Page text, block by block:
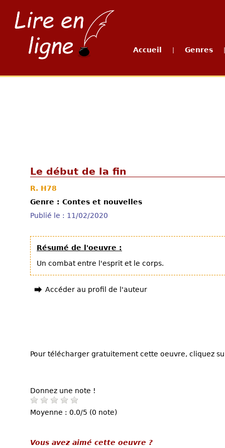
Accueil Genres
Le début de la fin
R. H78
Genre : Contes et nouvelles
Publié le : 11/02/2020
Résumé de l'oeuvre :
Un combat entre l'esprit et le corps.
Accéder au profil de l'auteur
Pour télécharger gratuitement cette oeuvre, cliquez
Donnez une note !
Moyenne : 0.0/5 (0 note)
Vous avez aimé cette oeuvre ?